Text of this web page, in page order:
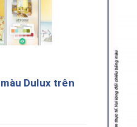
Dulux trên